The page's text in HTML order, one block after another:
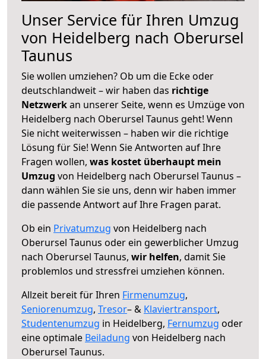
Unser Service für Ihren Umzug
von Heidelberg nach Oberursel
Taunus
Sie wollen umziehen? Ob um die Ecke oder
deutschlandweit – wir haben das richtige
Netzwerkan unserer Seite, wenn es Umzüge von
Heidelberg nach Oberursel Taunus geht! Wenn
Sie nicht weiterwissen – haben wir die richtige
Lösung für Sie! Wenn Sie Antworten auf Ihre
Fragen wollen, was kostet überhaupt mein
Umzug von Heidelberg nach Oberursel Taunus –
dann wählen Sie sie uns, denn wir haben immer
die passende Antwort auf Ihre Fragen parat.
Ob ein Privatumzug von Heidelberg nach
Oberursel Taunus oder ein gewerblicher Umzug
nach Oberursel Taunus, wir helfen, damit Sie
problemlos und stressfrei umziehen können.
Allzeit bereit für Ihren Firmenumzug,
Seniorenumzug, Tresor– & Klaviertransport,
Studentenumzug in Heidelberg, Fernumzug oder
eine optimale Beiladung von Heidelberg nach
Oberursel Taunus.